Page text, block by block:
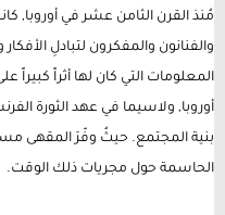
مُنذ القرن الثامن عشر في أوروبا,
والفنانون والمفكرون لتبادلِ
المعلومات التي كان لها أثراً
أوروبا, ولاسيما في عهد الثورة
بنية المجتمع. حيثُ وفّرَ المقهى
الحاسمة حول مجريات ذلك الوقت.